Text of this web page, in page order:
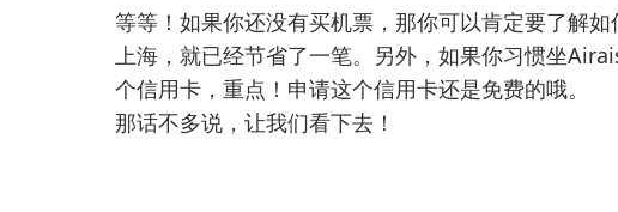
等等！如果你还没有买机票，那你可以肯定要了解如
上海，就已经节省了一笔。另外，如果你习惯坐
个信用卡，重点！申请这个信用卡还是免费的哦。
那话不多说，让我们看下去！